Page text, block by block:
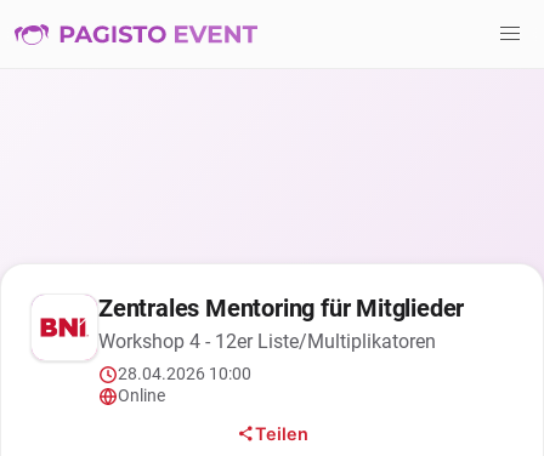
Zentrales Mentoring für Mitglieder
Workshop 4 - 12er Liste/Multiplikatoren
28.04.2026 10:00
Online
Teilen